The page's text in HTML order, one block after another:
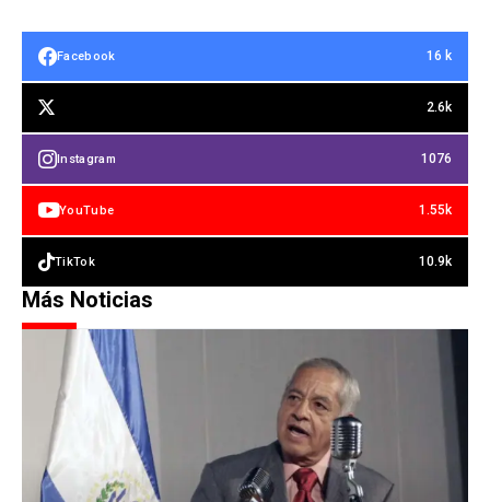
Facebook 16 k
2.6k
Instagram 1076
YouTube 1.55k
TikTok 10.9k
Más Noticias